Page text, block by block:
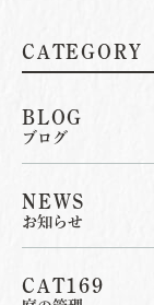
CATEGORY
BLOG
ブログ
NEWS
お知らせ
CAT169